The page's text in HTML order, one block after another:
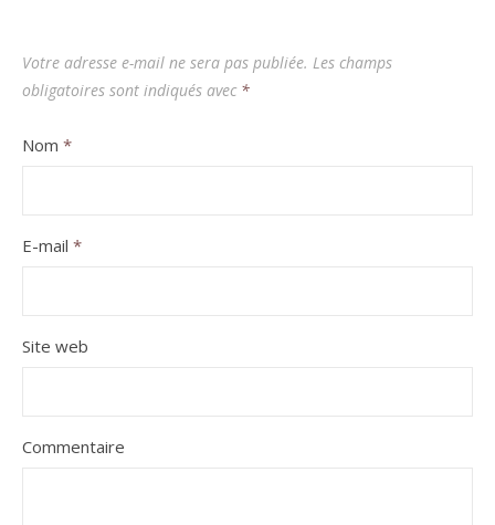
Votre adresse e-mail ne sera pas publiée. Les champs
obligatoires sont indiqués avec *
Nom *
E-mail *
Site web
Commentaire